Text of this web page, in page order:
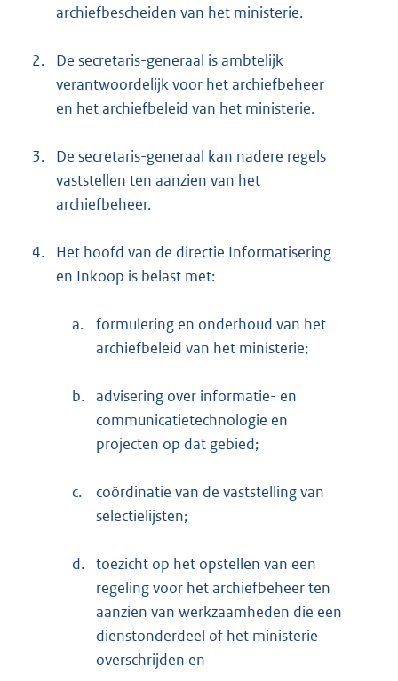
archiefbescheiden van het ministerie.
2.
De secretaris-generaal is ambtelijk
verantwoordelijk voor het archiefbeheer
en het archiefbeleid van het ministerie.
3.
De secretaris-generaal kan nadere regels
vaststellen ten aanzien van het
archiefbeheer.
4.
Het hoofd van de directie Informatisering
en Inkoop is belast met:
a.
formulering en onderhoud van het
archiefbeleid van het ministerie;
b. advisering over informatie- en
communicatietechnologie en
projecten op dat gebied;
c.
coördinatie van de vaststelling van
selectielijsten;
d. toezicht op het opstellen van een
regeling voor het archiefbeheer ten
aanzien van werkzaamheden die een
dienstonderdeel of het ministerie
overschrijden en